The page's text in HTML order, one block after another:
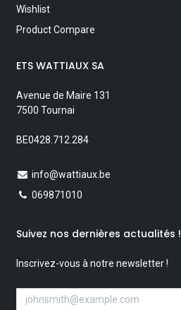
Wishlist
Product Compare
ETS WATTIAUX SA
Avenue de Maire 131
7500 Tournai
BE0428.712.284
info@wattiaux.be
069871010
Suivez nos dernières actualités !
Inscrivez-vous à notre newsletter !